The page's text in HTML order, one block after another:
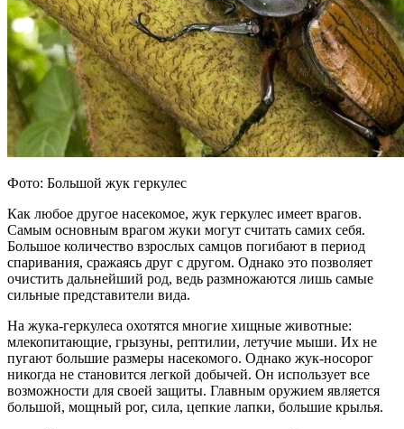
Фото: Большой жук геркулес
Как любое другое насекомое, жук геркулес имеет врагов.
Самым основным врагом жуки могут считать самих себя.
Большое количество взрослых самцов погибают в период
спаривания, сражаясь друг с другом. Однако это позволяет
очистить дальнейший род, ведь размножаются лишь самые
сильные представители вида.
На жука-геркулеса охотятся многие хищные животные:
млекопитающие, грызуны, рептилии, летучие мыши. Их не
пугают большие размеры насекомого. Однако жук-носорог
никогда не становится легкой добычей. Он использует все
возможности для своей защиты. Главным оружием является
большой, мощный рог, сила, цепкие лапки, большие крылья.